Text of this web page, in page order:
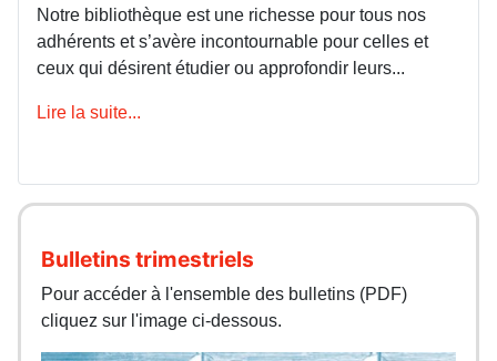
Notre bibliothèque est une richesse pour tous nos
adhérents et s’avère incontournable pour celles et
ceux qui désirent étudier ou approfondir leurs...
Lire la suite...
Bulletins trimestriels
Pour accéder à l'ensemble des bulletins (PDF)
cliquez sur l'image ci-dessous.